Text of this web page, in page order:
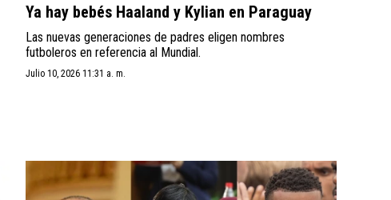
Ya hay bebés Haaland y Kylian en Paraguay
Las nuevas generaciones de padres eligen nombres
futboleros en referencia al Mundial.
Julio 10, 2026 11:31 a. m.